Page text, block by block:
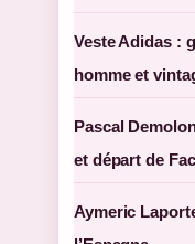
Veste Adidas :
homme et
Pascal
et départ de
Aymeric